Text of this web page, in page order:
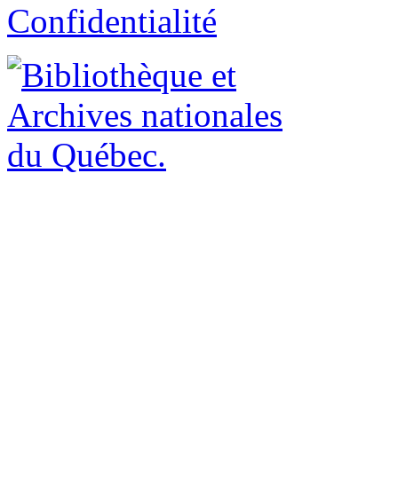
Confidentialité